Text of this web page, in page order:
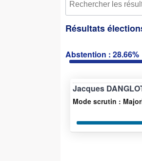
Résultats
Abstention : 28.66%
Jacques
Mode scrutin :